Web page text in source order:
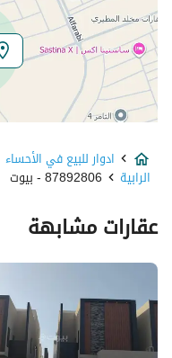
خط الطول
تفاصيل العقار
نوع الإعلان
استخدام العقار
السعر
عدد الغرف
ادوار للبيع في الأحساء
الرابية 87892806 - بيوت
عقارات مشابهة